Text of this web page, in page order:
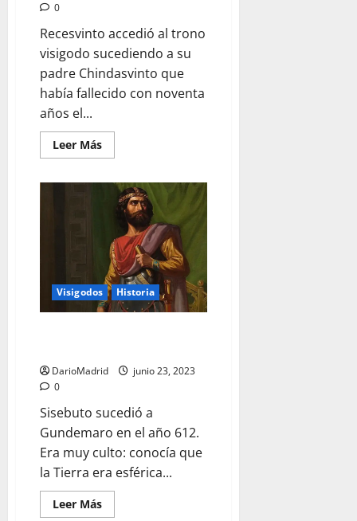
0
Recesvinto accedió al trono
visigodo sucediendo a su
padre Chindasvinto que
había fallecido con noventa
años el...
Leer MásLeer
más
Recesvinto,
rey
promulgó
el
«Liber
Iudiciorum»
Visigodos Historia
DarioMadrid
junio 23, 2023
0
Sisebuto sucedió a
Gundemaro en el año 612.
Era muy culto: conocía que
la Tierra era esférica...
Leer MásLeer
más